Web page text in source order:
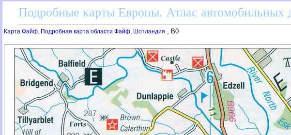
Подробные карты Европы. Атлас автомобильных
Карта Файф. Подробная карта области Файф, Шотландия , B0